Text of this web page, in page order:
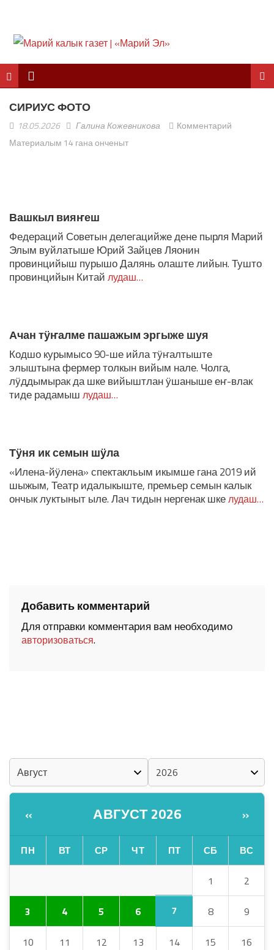
СИРИУС ФОТО
18.05.2026 Галина Кожевникова
Комментарий
Материалым 14 гана онченыт
Вашкыл вияҥеш
Федераций Советын делегацийже дене пырля Марий
Элым вуйлатыше Юрий Зайцев Ляонин
провинцийыш пурышо Далянь олаште лийын. Тушто
провинцийын Китай лудаш…
Ачан тӱҥалме пашажым эргыже шуя
Кодшо курымысо 90-ше ийла тӱҥалтыште
элыштына фермер толкын вийым нале. Чолга,
лӱддымырак да шке вийыштлан ӱшаныше еҥ-влак
тиде радамыш лудаш…
Тӱня ик семын шӱла
«Илена-йӱлена» спектакльым икымше гана 2019 ий
шыжым, Театр идалыкыште, премьер семын калык
ончык луктыныт ыле. Лач тидын нергенак шкелудаш…
Добавить комментарий
Для отправки комментария вам необходимо
авторизоваться.
« АВГУСТ 2026 »
ПН ВТ СР ЧТ ПТ СБ ВС
1 2
3 4 5 6 7 8 9
10 11 12 13 14 15 16